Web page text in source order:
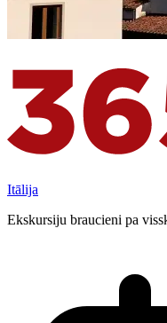
Itālija
Ekskursiju braucieni pa